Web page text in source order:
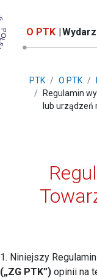
O PTK
PTK O PTK
Regulamin
lub urządzeń
1. Niniejszy Regulamin
(„ZG PTK”) opinii na